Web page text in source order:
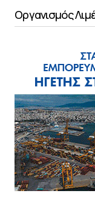
Οργανισμός